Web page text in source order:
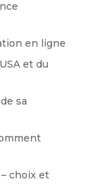
en ligne
et du
sa
choix et